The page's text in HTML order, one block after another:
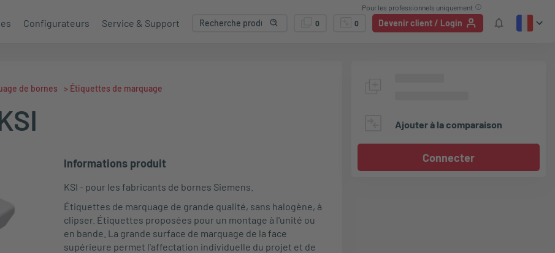
Configurateurs Service & Support 0 0 Devenir client / Login
Pour les professionnels uniquement
de bornes > Étiquettes de marquage
Informations produit
KSI - pour les fabricants de bornes Siemens
Étiquettes de marquage de grande qualité, sans halogène, à
clipser. Étiquettes proposées pour un montage à l'unité ou
en bande. La grande surface de marquage de la face
supérieure permet l'affectation individuelle du projet et de
Ajouter à la comparaison
Connecter